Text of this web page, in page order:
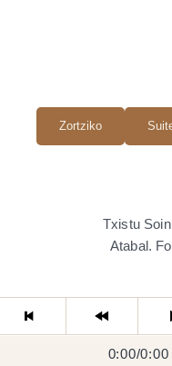
Zortziko
Txistu
Atabal.
0:00/
0:00/0:00